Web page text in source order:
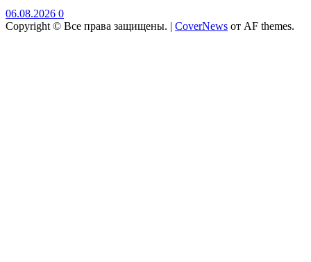
06.08.2026 0
Copyright © Все права защищены. | CoverNews от AF themes.